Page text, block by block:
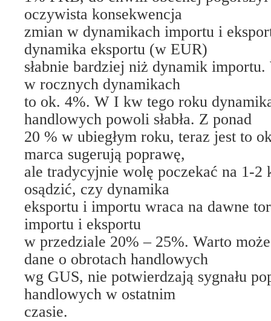
oczywista konsekwencja
zmian w dynamikach importu i
dynamika eksportu (w EUR)
słabnie bardziej niż dynamik
w rocznych dynamikach
to ok. 4%. W I kw tego roku
handlowych powoli słabła. Z ponad
20 % w ubiegłym roku, teraz jest to
marca sugerują poprawę,
ale tradycyjnie wolę poczekać na 1-2
osądzić, czy dynamika
eksportu i importu wraca na dawne
importu i eksportu
w przedziale 20% – 25%. Warto
dane o obrotach handlowych
wg GUS, nie potwierdzają sygnału
handlowych w ostatnim
czasie.